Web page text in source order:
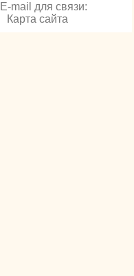
E-mail для связи:
Карта сайта